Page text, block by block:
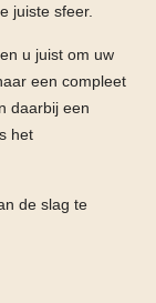
juiste sfeer.
u juist om uw
een compleet
daarbij een
het
de slag te